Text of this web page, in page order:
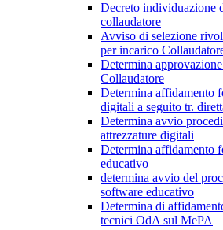
Decreto individuazione
collaudatore
Avviso di selezione
per incarico
Determina
Collaudatore
Determina affidamento
digitali a seguito tr.
Determina avvio
attrezzature digitali
Determina affidamento
educativo
determina avvio del
software educativo
Determina di
tecnici OdA sul MePA